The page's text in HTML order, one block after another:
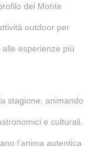
del Monte
outdoor per
esperienze più
stagione, animando
e culturali.
l’anima autentica